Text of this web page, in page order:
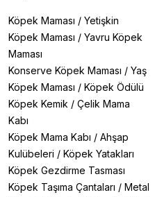
Köpek Maması / Yetişkin
Köpek Maması / Yavru Köpek
Maması
Konserve Köpek Maması / Yaş
Köpek Maması / Köpek Ödülü
Köpek Kemik / Çelik Mama
Kabı
Köpek Mama Kabı / Ahşap
Kulübeleri / Köpek Yatakları
Köpek Gezdirme Tasması
Köpek Taşıma Çantaları / Metal